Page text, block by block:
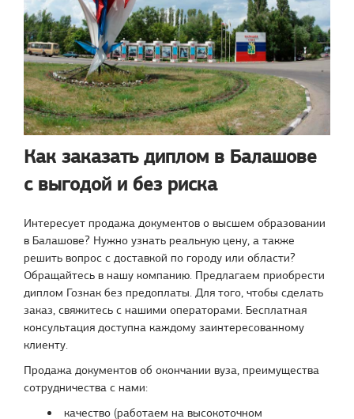
Как заказать диплом в Балашове
с выгодой и без риска
Интересует продажа документов о высшем образовании
в Балашове? Нужно узнать реальную цену, а также
решить вопрос с доставкой по городу или области?
Обращайтесь в нашу компанию. Предлагаем приобрести
диплом Гознак без предоплаты. Для того, чтобы сделать
заказ, свяжитесь с нашими операторами. Бесплатная
консультация доступна каждому заинтересованному
клиенту.
Продажа документов об окончании вуза, преимущества
сотрудничества с нами:
качество (работаем на высокоточном